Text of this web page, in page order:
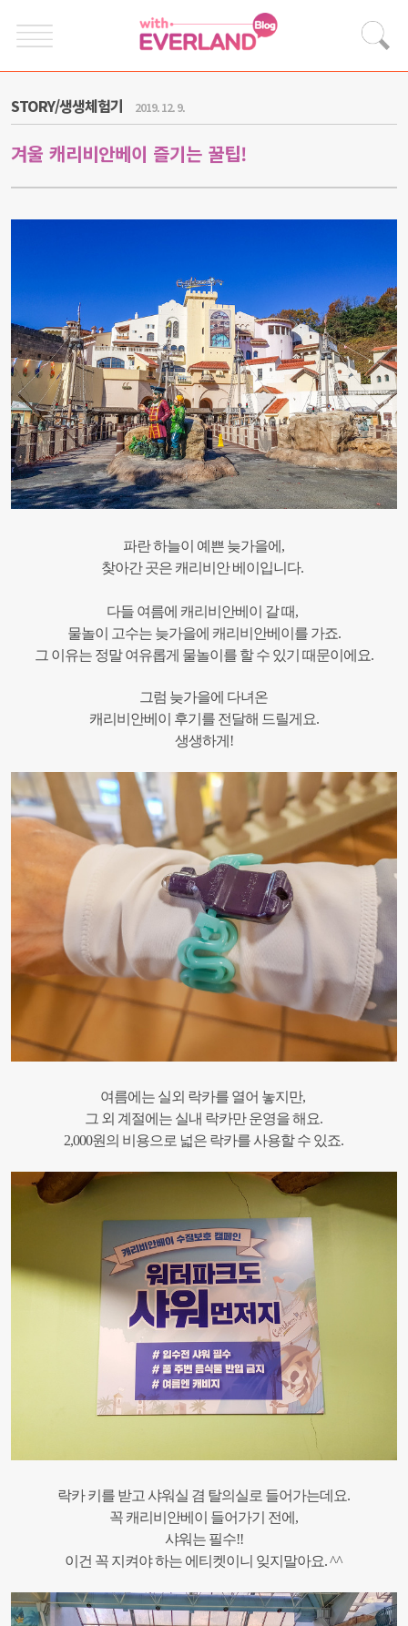
STORY/생생체험기 2019. 12. 9.
겨울 캐리비안베이 즐기는 꿀팁!
파란 하늘이 예쁜 늦가을에,
찾아간 곳은 캐리비안 베이입니다.
다들 여름에 캐리비안베이 갈 때,
물놀이 고수는 늦가을에 캐리비안베이를 가죠.
그 이유는 정말 여유롭게 물놀이를 할 수 있기 때문이에요.
그럼 늦가을에 다녀온
캐리비안베이 후기를 전달해 드릴게요.
생생하게!
여름에는 실외 락카를 열어 놓지만,
그 외 계절에는 실내 락카만 운영을 해요.
2,000원의 비용으로 넓은 락카를 사용할 수 있죠.
락카 키를 받고 샤워실 겸 탈의실로 들어가는데요.
꼭 캐리비안베이 들어가기 전에,
샤워는 필수!!
이건 꼭 지켜야 하는 에티켓이니 잊지말아요. ^^